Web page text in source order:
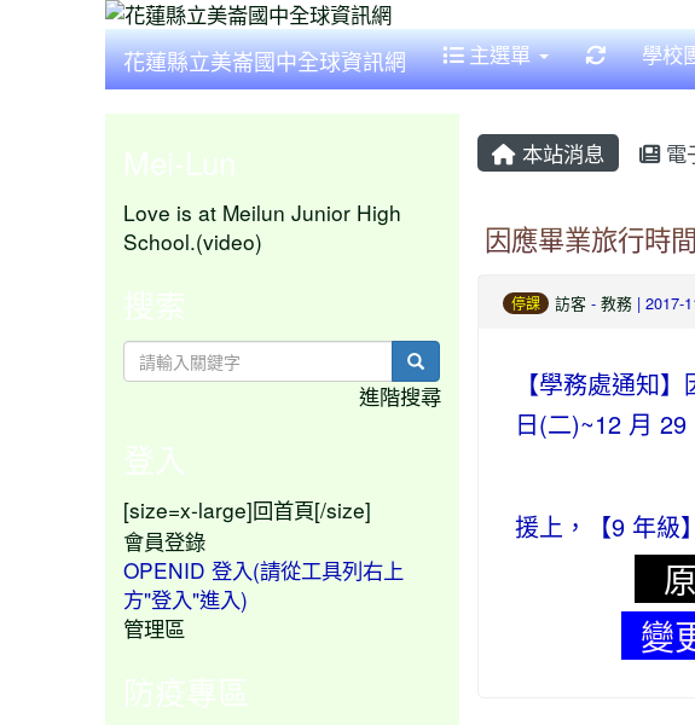
花蓮縣立美崙國中全球資訊網 主選單 重新取得
學校
本站消息 電
因應畢業旅行時
停課 訪客- 教務| 2017-
【學務處通知】
日(二)~12 月 29
援上，【9 年級
變
Mei-Lun
Love is at Meilun Junior High
School.(video)
搜索
search
進階搜尋
登入
[size=x-large] 回首頁[/size]
會員登錄
OPENID 登入(請從工具列右上
方"登入"進入)
管理區
防疫專區